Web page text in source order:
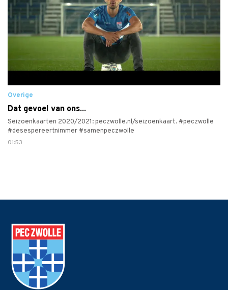
Overige
Dat gevoel van ons...
Seizoenkaarten 2020/2021: peczwolle.nl/seizoenkaart. #peczwolle
#desespereertnimmer #samenpeczwolle
01:53